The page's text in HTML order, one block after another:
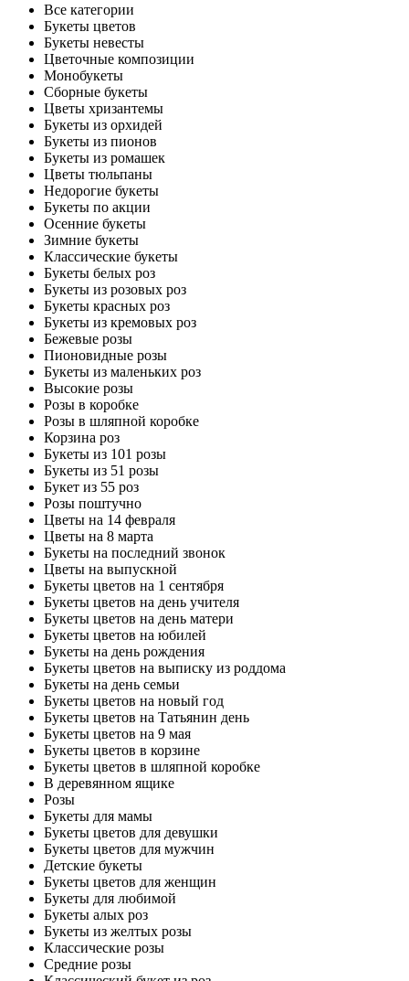
Все категории
Букеты цветов
Букеты невесты
Цветочные композиции
Монобукеты
Сборные букеты
Цветы хризантемы
Букеты из орхидей
Букеты из пионов
Букеты из ромашек
Цветы тюльпаны
Недорогие букеты
Букеты по акции
Осенние букеты
Зимние букеты
Классические букеты
Букеты белых роз
Букеты из розовых роз
Букеты красных роз
Букеты из кремовых роз
Бежевые розы
Пионовидные розы
Букеты из маленьких роз
Высокие розы
Розы в коробке
Розы в шляпной коробке
Корзина роз
Букеты из 101 розы
Букеты из 51 розы
Букет из 55 роз
Розы поштучно
Цветы на 14 февраля
Цветы на 8 марта
Букеты на последний звонок
Цветы на выпускной
Букеты цветов на 1 сентября
Букеты цветов на день учителя
Букеты цветов на день матери
Букеты цветов на юбилей
Букеты на день рождения
Букеты цветов на выписку из роддома
Букеты на день семьи
Букеты цветов на новый год
Букеты цветов на Татьянин день
Букеты цветов на 9 мая
Букеты цветов в корзине
Букеты цветов в шляпной коробке
В деревянном ящике
Розы
Букеты для мамы
Букеты цветов для девушки
Букеты цветов для мужчин
Детские букеты
Букеты цветов для женщин
Букеты для любимой
Букеты алых роз
Букеты из желтых розы
Классические розы
Средние розы